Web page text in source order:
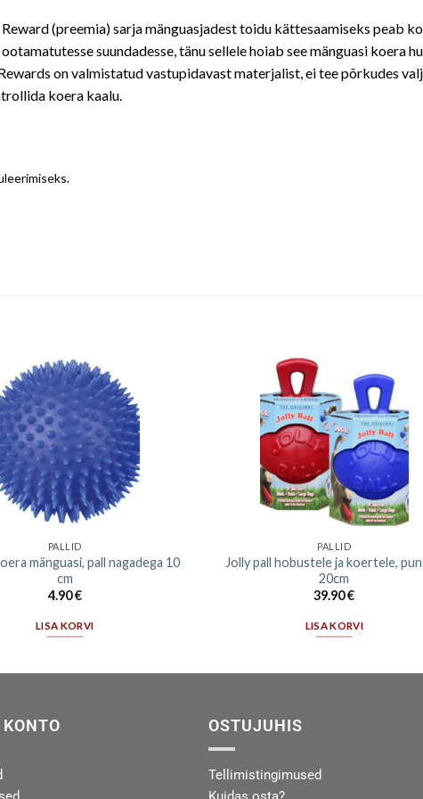
(preemia) sarja mänguasjadest toidu kättesaamiseks peab
suundadesse, tänu sellele hoiab see mänguasi koera
on valmistatud vastupidavast materjalist, ei tee põrkudes
koera kaalu.
PALLID
mänguasi, pall nagadega 10
cm
4.90€
LISA KORVI
PALLID
Jolly pall hobustele ja koertele,
20cm
39.90€
LISA KORVI
OSTUJUHIS
Tellimistingimused